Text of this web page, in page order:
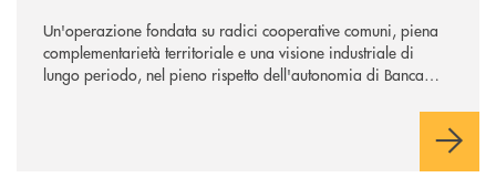
Un'operazione fondata su radici cooperative comuni, piena
complementarietà territoriale e una visione industriale di
lungo periodo, nel pieno rispetto dell'autonomia di Banca
negoziazione esclusiva per la finalizzazione dell’operazione.